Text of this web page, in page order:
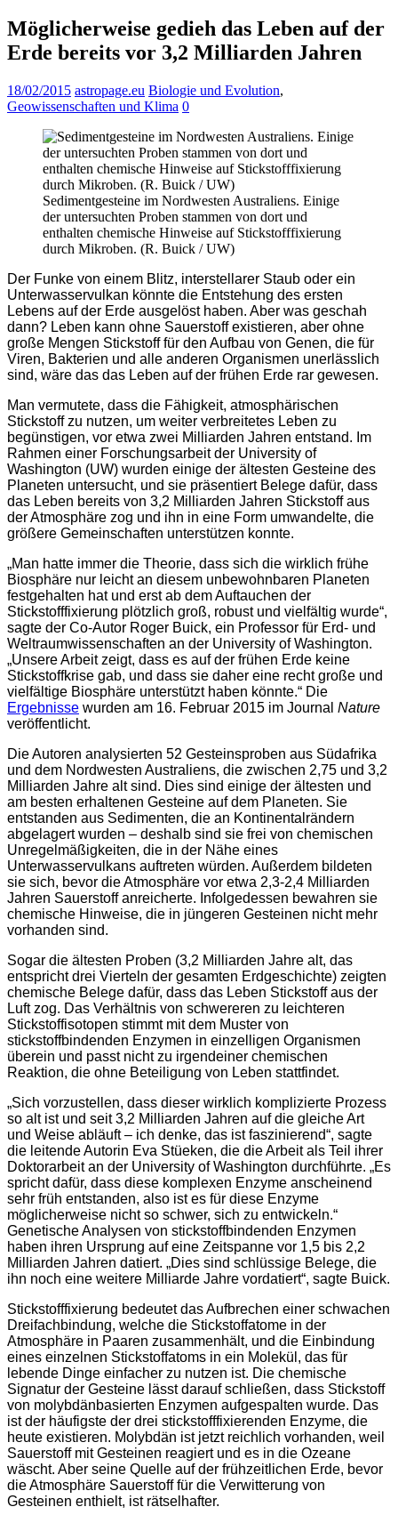
Möglicherweise gedieh das Leben auf der
Erde bereits vor 3,2 Milliarden Jahren
18/02/2015 astropage.eu Biologie und Evolution,
Geowissenschaften und Klima 0
Sedimentgesteine im Nordwesten Australiens. Einige
der untersuchten Proben stammen von dort und
enthalten chemische Hinweise auf Stickstofffixierung
durch Mikroben. (R. Buick / UW)
Der Funke von einem Blitz, interstellarer Staub oder ein
Unterwasservulkan könnte die Entstehung des ersten
Lebens auf der Erde ausgelöst haben. Aber was geschah
dann? Leben kann ohne Sauerstoff existieren, aber ohne
große Mengen Stickstoff für den Aufbau von Genen, die für
Viren, Bakterien und alle anderen Organismen unerlässlich
sind, wäre das das Leben auf der frühen Erde rar gewesen.
Man vermutete, dass die Fähigkeit, atmosphärischen
Stickstoff zu nutzen, um weiter verbreitetes Leben zu
begünstigen, vor etwa zwei Milliarden Jahren entstand. Im
Rahmen einer Forschungsarbeit der University of
Washington (UW) wurden einige der ältesten Gesteine des
Planeten untersucht, und sie präsentiert Belege dafür, dass
das Leben bereits von 3,2 Milliarden Jahren Stickstoff aus
der Atmosphäre zog und ihn in eine Form umwandelte, die
größere Gemeinschaften unterstützen konnte.
„Man hatte immer die Theorie, dass sich die wirklich frühe
Biosphäre nur leicht an diesem unbewohnbaren Planeten
festgehalten hat und erst ab dem Auftauchen der
Stickstofffixierung plötzlich groß, robust und vielfältig wurde“,
sagte der Co-Autor Roger Buick, ein Professor für Erd- und
Weltraumwissenschaften an der University of Washington.
„Unsere Arbeit zeigt, dass es auf der frühen Erde keine
Stickstoffkrise gab, und dass sie daher eine recht große und
vielfältige Biosphäre unterstützt haben könnte.“ Die
Ergebnisse wurden am 16. Februar 2015 im Journal Nature
veröffentlicht.
Die Autoren analysierten 52 Gesteinsproben aus Südafrika
und dem Nordwesten Australiens, die zwischen 2,75 und 3,2
Milliarden Jahre alt sind. Dies sind einige der ältesten und
am besten erhaltenen Gesteine auf dem Planeten. Sie
entstanden aus Sedimenten, die an Kontinentalrändern
abgelagert wurden – deshalb sind sie frei von chemischen
Unregelmäßigkeiten, die in der Nähe eines
Unterwasservulkans auftreten würden. Außerdem bildeten
sie sich, bevor die Atmosphäre vor etwa 2,3-2,4 Milliarden
Jahren Sauerstoff anreicherte. Infolgedessen bewahren sie
chemische Hinweise, die in jüngeren Gesteinen nicht mehr
vorhanden sind.
Sogar die ältesten Proben (3,2 Milliarden Jahre alt, das
entspricht drei Vierteln der gesamten Erdgeschichte) zeigten
chemische Belege dafür, dass das Leben Stickstoff aus der
Luft zog. Das Verhältnis von schwereren zu leichteren
Stickstoffisotopen stimmt mit dem Muster von
stickstoffbindenden Enzymen in einzelligen Organismen
überein und passt nicht zu irgendeiner chemischen
Reaktion, die ohne Beteiligung von Leben stattfindet.
„Sich vorzustellen, dass dieser wirklich komplizierte Prozess
so alt ist und seit 3,2 Milliarden Jahren auf die gleiche Art
und Weise abläuft – ich denke, das ist faszinierend“, sagte
die leitende Autorin Eva Stüeken, die die Arbeit als Teil ihrer
Doktorarbeit an der University of Washington durchführte. „Es
spricht dafür, dass diese komplexen Enzyme anscheinend
sehr früh entstanden, also ist es für diese Enzyme
möglicherweise nicht so schwer, sich zu entwickeln.“
Genetische Analysen von stickstoffbindenden Enzymen
haben ihren Ursprung auf eine Zeitspanne vor 1,5 bis 2,2
Milliarden Jahren datiert. „Dies sind schlüssige Belege, die
ihn noch eine weitere Milliarde Jahre vordatiert“, sagte Buick.
Stickstofffixierung bedeutet das Aufbrechen einer schwachen
Dreifachbindung, welche die Stickstoffatome in der
Atmosphäre in Paaren zusammenhält, und die Einbindung
eines einzelnen Stickstoffatoms in ein Molekül, das für
lebende Dinge einfacher zu nutzen ist. Die chemische
Signatur der Gesteine lässt darauf schließen, dass Stickstoff
von molybdänbasierten Enzymen aufgespalten wurde. Das
ist der häufigste der drei stickstofffixierenden Enzyme, die
heute existieren. Molybdän ist jetzt reichlich vorhanden, weil
Sauerstoff mit Gesteinen reagiert und es in die Ozeane
wäscht. Aber seine Quelle auf der frühzeitlichen Erde, bevor
die Atmosphäre Sauerstoff für die Verwitterung von
Gesteinen enthielt, ist rätselhafter.